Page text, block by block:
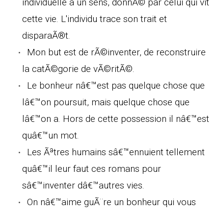
cette vie. L'individu trace son trait et
disparaÃ®t.
Mon but est de rÃ©inventer, de reconstruire
la catÃ©gorie de vÃ©ritÃ©.
Le bonheur nâ€™est pas quelque chose que
lâ€™on poursuit, mais quelque chose que
lâ€™on a. Hors de cette possession il nâ€™est
quâ€™un mot.
Les Ãªtres humains sâ€™ennuient tellement
quâ€™il leur faut ces romans pour
sâ€™inventer dâ€™autres vies.
On nâ€™aime guÃ¨re un bonheur qui vous